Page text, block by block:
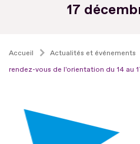
17
Accueil Actualités et événements
rendez-vous de l'orientation du 14 au